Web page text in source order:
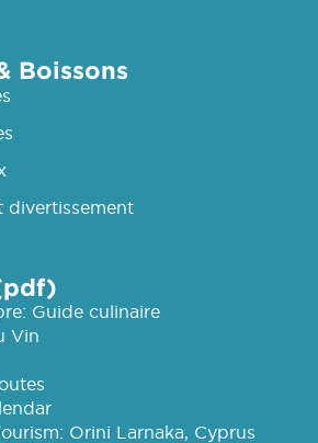
Boissons
divertissement
Guide culinaire
Vin
Orini Larnaka, Cyprus